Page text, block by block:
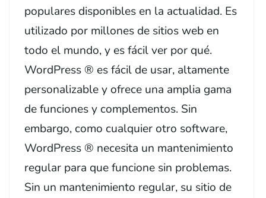
populares disponibles en la actualidad. Es
utilizado por millones de sitios web en
todo el mundo, y es fácil ver por qué.
WordPress ® es fácil de usar, altamente
personalizable y ofrece una amplia gama
de funciones y complementos. Sin
embargo, como cualquier otro software,
WordPress ® necesita un mantenimiento
regular para que funcione sin problemas.
Sin un mantenimiento regular, su sitio de